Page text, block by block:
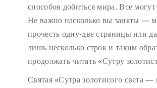
способов добиться мира. Все могут
Не важно насколько вы заняты —
прочесть одну-две страницы или
лишь несколько строк и таким
продолжать читать «Сутру
Святая «Сутра золотисого света —